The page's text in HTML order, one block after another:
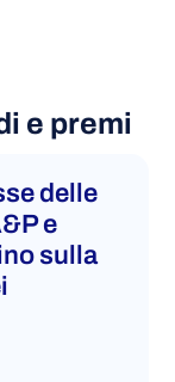
e premi​
delle
e
sulla